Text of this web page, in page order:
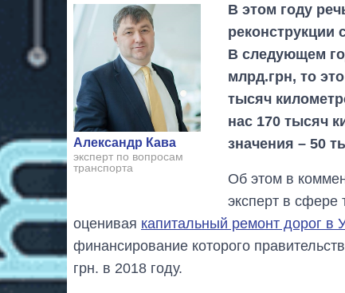
Александр Кава
эксперт по вопросам
транспорта
В этом году
реконструкции
В следующем
млрд.грн, то
тысяч
нас 170 тысяч
значения – 50
Об этом в
эксперт в сфере
оценивая капитальный ремонт дорог в
финансирование которого
грн. в 2018 году.